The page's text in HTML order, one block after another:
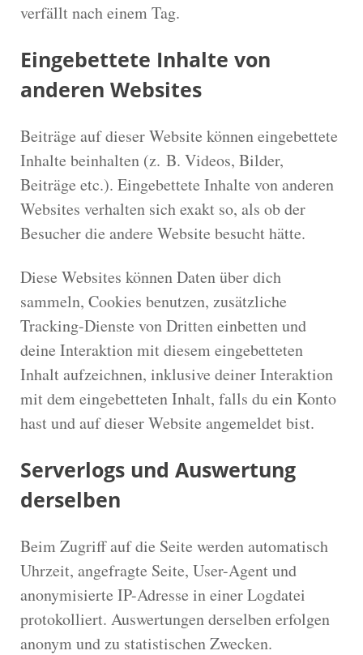
verfällt nach einem Tag.
Eingebettete Inhalte von
anderen Websites
Beiträge auf dieser Website können eingebettete
Inhalte beinhalten (z. B. Videos, Bilder,
Beiträge etc.). Eingebettete Inhalte von anderen
Websites verhalten sich exakt so, als ob der
Besucher die andere Website besucht hätte.
Diese Websites können Daten über dich
sammeln, Cookies benutzen, zusätzliche
Tracking-Dienste von Dritten einbetten und
deine Interaktion mit diesem eingebetteten
Inhalt aufzeichnen, inklusive deiner Interaktion
mit dem eingebetteten Inhalt, falls du ein Konto
hast und auf dieser Website angemeldet bist.
Serverlogs und Auswertung
derselben
Beim Zugriff auf die Seite werden automatisch
Uhrzeit, angefragte Seite, User-Agent und
anonymisierte IP-Adresse in einer Logdatei
protokolliert. Auswertungen derselben erfolgen
anonym und zu statistischen Zwecken.